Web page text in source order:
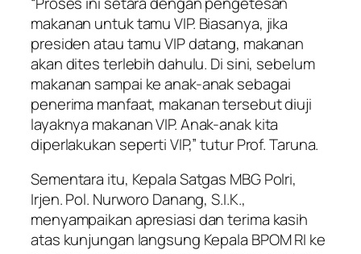
makanan untuk tamu VIP. Biasanya, jika
presiden atau tamu VIP datang, makanan
akan dites terlebih dahulu. Di sini, sebelum
makanan sampai ke anak-anak sebagai
penerima manfaat, makanan tersebut diuji
layaknya makanan VIP. Anak-anak kita
diperlakukan seperti VIP,” tutur Prof. Taruna.
Sementara itu, Kepala Satgas MBG Polri,
Irjen. Pol. Nurworo Danang, S.I.K.,
menyampaikan apresiasi dan terima kasih
atas kunjungan langsung Kepala BPOM RI ke